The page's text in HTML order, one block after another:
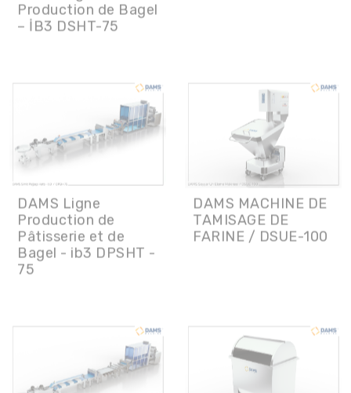
DAMS Ligne
Bagel - ib3 DPSHT -
75
DAMS MACHINE DE
TAMISAGE DE
FARINE / DSUE-100